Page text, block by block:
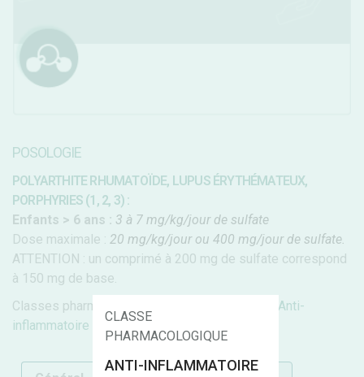
POSOLOGIE
POLYARTHITE RHUMATOÏDE, LUPUS ÉRYTHÉMATEUX,
PORPHYRIES (1, 2, 3) :
Enfants > 6 ans : 3 à 7 mg/kg/jour de sulfate
Dose maximale : 20 mg/kg/jour ou 400 mg/jour de sulfate.
ATTENTION : un comprimé à 200 mg de sulfate correspond
à 150 mg de base.
Classes pharmacologiques :
Anti-
inflammatoire
Classe thérapeutique :
CLASSE
PHARMACOLOGIQUE
ANTI-INFLAMMATOIRE